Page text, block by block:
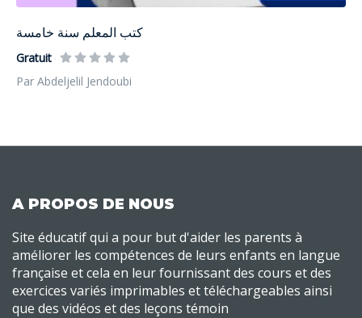
كتب المعلم سنة خامسة
Gratuit
Par Abdeljelil Jendoubi
A PROPOS DE NOUS
Site éducatif qui a pour but d'aider les parents à
améliorer les compétences de leurs enfants en langue
française et cela en leur fournissant des cours et des
exercices variés imprimables et téléchargeables ainsi
que des vidéos et des leçons témoin